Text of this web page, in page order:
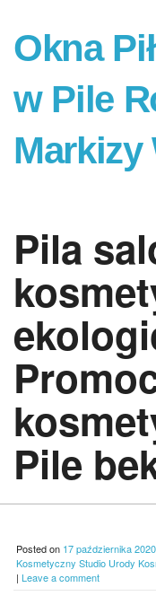
Okna
w Pile
Markizy
Pila
Pile
Posted on 17 października 2020
Kosmetyczny Studio Urody
| Leave a comment